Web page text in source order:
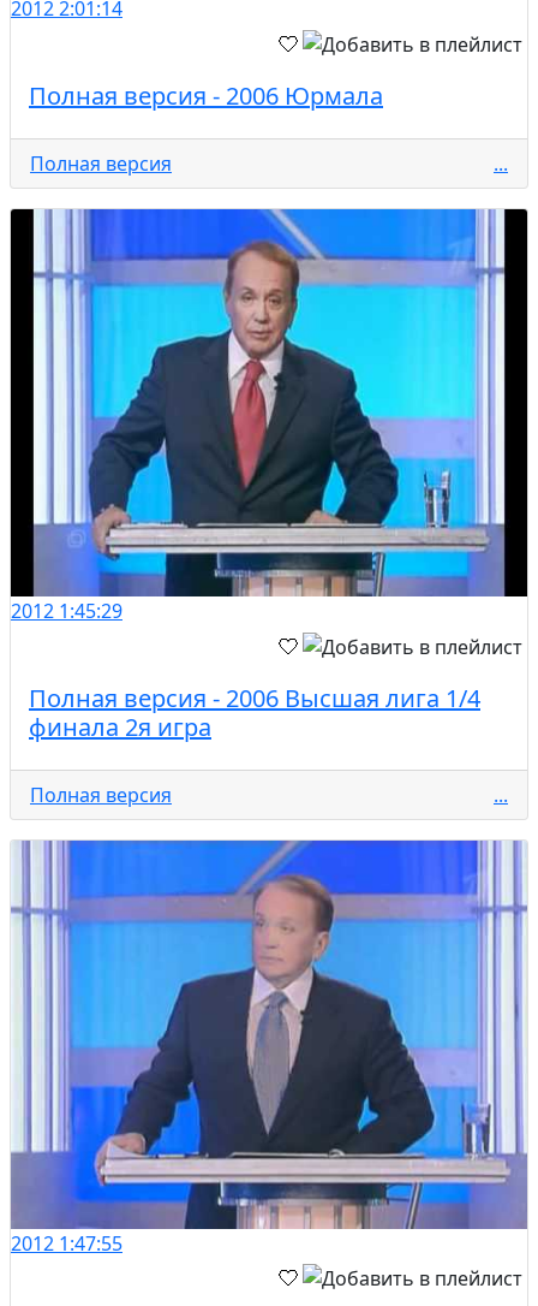
20122:01:14
Полная версия - 2006 Юрмала
Полная версия ...
2012 1:45:29
Полная версия - 2006 Высшая лига 1/4
финала 2я игра
Полная версия ...
2012 1:47:55